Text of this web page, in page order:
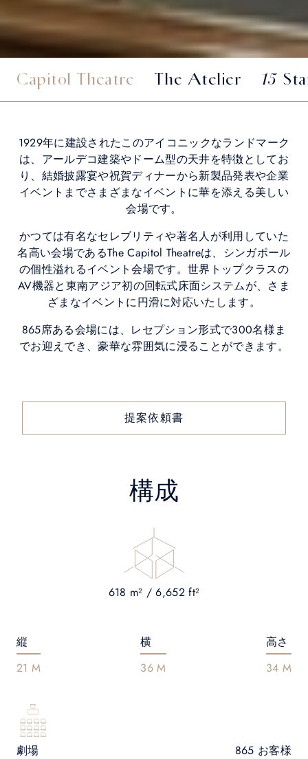
Capitol Theatre The Atelier 15
1929年に建設されたこのアイコニックなランドマーク
は、アールデコ建築やドーム型の天井を特徴としてお
り、結婚披露宴や祝賀ディナーから新製品発表や企業
イベントまでさまざまなイベントに華を添える美しい
会場です。
かつては有名なセレブリティや著名人が利用していた
名高い会場であるThe Capitol Theatreは、シンガポール
の個性溢れるイベント会場です。世界トップクラスの
AV機器と東南アジア初の回転式床面システムが、さま
ざまなイベントに円滑に対応いたします。
865席ある会場には、レセプション形式で300名様ま
でお迎えでき、豪華な雰囲気に浸ることができます。
提案依頼書
構成
618 m² / 6,652 ft²
縦
21 M
横
36 M
高さ
34 M
劇場 865 お客様